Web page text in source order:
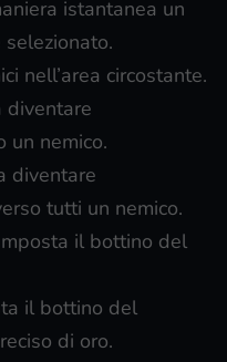
istantanea un
nell’area circostante.
diventare
un nemico.
diventare
tutti un nemico.
il bottino del
il bottino del
di oro.